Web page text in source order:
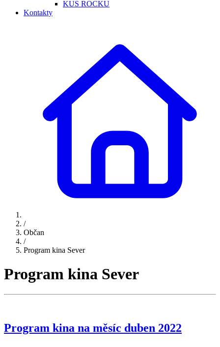
KUS ROCKU
Kontakty
/
Občan
/
Program kina Sever
Program kina Sever
Program kina na měsíc duben 2022